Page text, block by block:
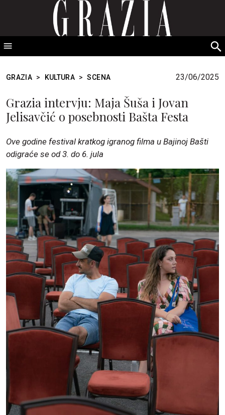
GRAZIA Srbija
GRAZIA > KULTURA > SCENA 23/06/2025
Grazia intervju: Maja Šuša i Jovan
Jelisavčić o posebnosti Bašta Festa
Ove godine festival kratkog igranog filma u Bajinoj Bašti
odigraće se od 3. do 6. jula